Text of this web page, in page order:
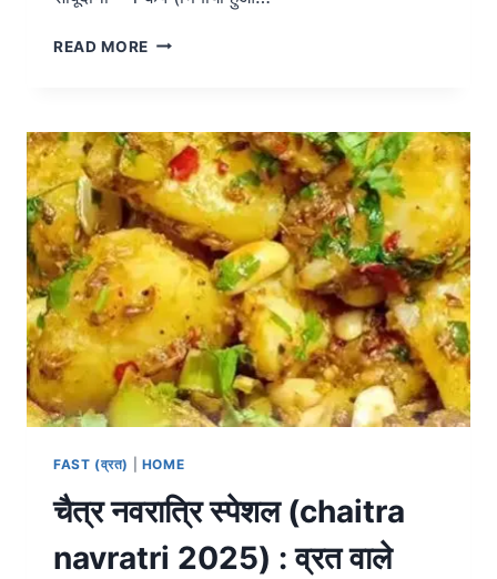
READ MORE
FAST (व्रत) HOME
चैत्र नवरात्रि स्पेशल (chaitra
navratri 2025) : व्रत वाले